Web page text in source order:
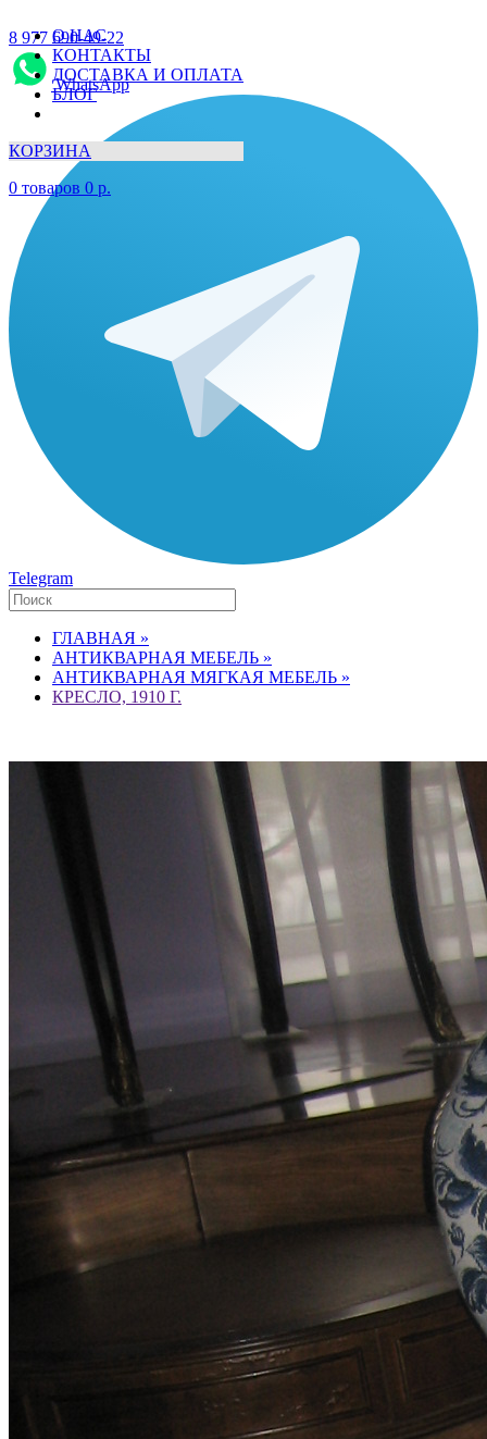
О НАС
КОНТАКТЫ
ДОСТАВКА И ОПЛАТА
БЛОГ
КОРЗИНА
0 товаров 0 р.
8 977 690-49-22
WhatsApp
Telegram
ГЛАВНАЯ »
АНТИКВАРНАЯ МЕБЕЛЬ »
АНТИКВАРНАЯ МЯГКАЯ МЕБЕЛЬ »
КРЕСЛО, 1910 Г.